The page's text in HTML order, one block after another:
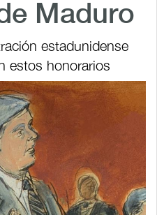
Maduro
estadunidense
estos honorarios